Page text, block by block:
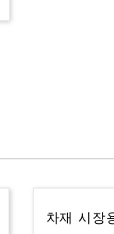
차재 시장